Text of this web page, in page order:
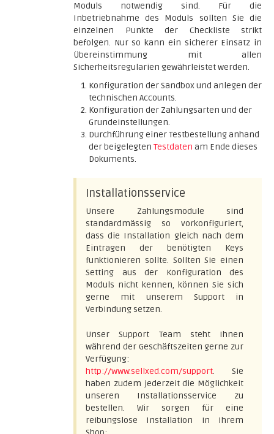
Moduls notwendig sind. Für die
Inbetriebnahme des Moduls sollten Sie die
einzelnen Punkte der Checkliste strikt
befolgen. Nur so kann ein sicherer Einsatz in
Übereinstimmung mit allen
Sicherheitsregularien gewährleistet werden.
Konfiguration der Sandbox und anlegen der
technischen Accounts.
Konfiguration der Zahlungsarten und der
Grundeinstellungen.
Durchführung einer Testbestellung anhand
der beigelegten Testdaten am Ende dieses
Dokuments.
Installationsservice
Unsere Zahlungsmodule sind
standardmässig so vorkonfiguriert,
dass die Installation gleich nach dem
Eintragen der benötigten Keys
funktionieren sollte. Sollten Sie einen
Setting aus der Konfiguration des
Moduls nicht kennen, können Sie sich
gerne mit unserem Support in
Verbindung setzen.
Unser Support Team steht Ihnen
während der Geschäftszeiten gerne zur
Verfügung:
http://www.sellxed.com/support. Sie
haben zudem jederzeit die Möglichkeit
unseren Installationsservice zu
bestellen. Wir sorgen für eine
reibungslose Installation in Ihrem